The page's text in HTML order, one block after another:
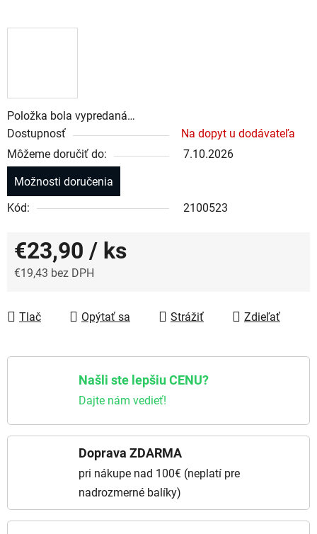
Položka bola vypredaná…
Dostupnosť
Na dopyt u dodávateľa
Môžeme doručiť do:
7.10.2026
Možnosti doručenia
Kód:
2100523
€23,90 / ks
€19,43 bez DPH
Tlač
Opýtať sa Strážiť Zdieľať
Našli ste lepšiu CENU?
Dajte nám vedieť!
Doprava ZDARMA
pri nákupe nad 100€ (neplatí pre
nadrozmerné balíky)